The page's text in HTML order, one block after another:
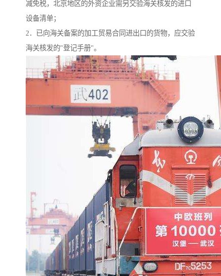
减免税，北京地区的外资企业需另交验海关核发的进口
设备清单；
2．已向海关备案的加工贸易合同进出口的货物，应交验
海关核发的"登记手册"。